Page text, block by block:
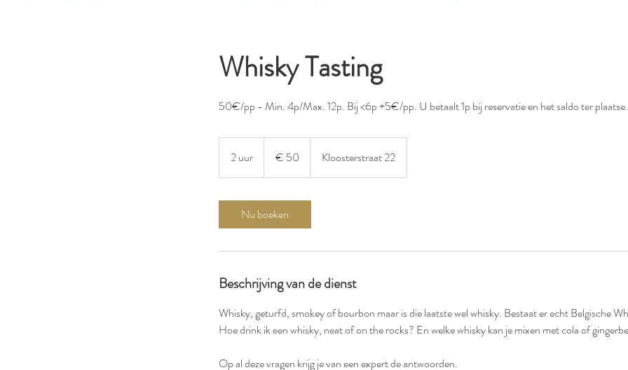
Whisky Tasting
50€/pp - Min. 4p/Max. 12p. Bij <6p +5€/pp. U betaalt 1p bij reservatie en het saldo ter plaatse.
2 uur
u
€ 50 Kloosterstraat 22
Nu boeken
Beschrijving van de dienst
Whisky, geturfd, smokey of bourbon maar is die laatste wel whisky. Bestaat er echt Belgische
Hoe drink ik een whisky, neat of on the rocks? En welke whisky kan je mixen met cola of
Op al deze vragen krijg je van een expert de antwoorden.